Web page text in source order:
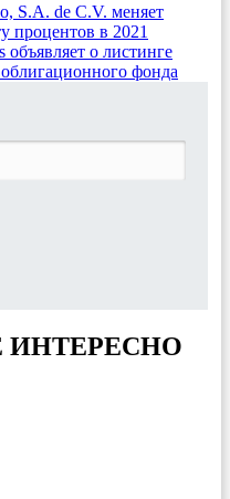
S.A. de C.V. меняет
процентов в 2021
объявляет о листинге
фонда
ИНТЕРЕСНО